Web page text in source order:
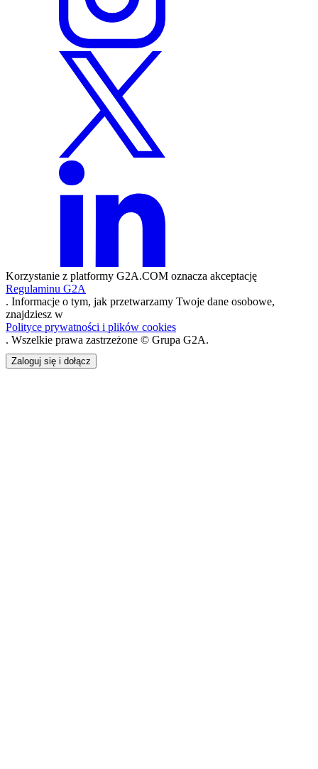
Korzystanie z platformy G2A.COM oznacza akceptację
Regulaminu G2A
. Informacje o tym, jak przetwarzamy Twoje dane osobowe,
znajdziesz w
Polityce prywatności i plików cookies
. Wszelkie prawa zastrzeżone © Grupa G2A.
Zaloguj się i dołącz